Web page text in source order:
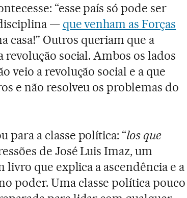
“esse país só pode ser
— que venham as Forças
casa!” Outros queriam que a
social. Ambos os lados
veio a revolução social e a que
e não resolveu os problemas do
para a classe política: “los que
de José Luis Imaz, um
que explica a ascendência e a
poder. Uma classe política pouco